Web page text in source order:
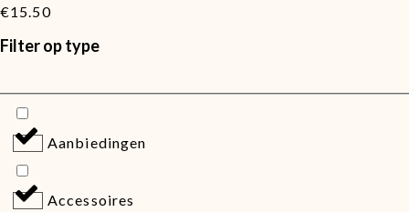
€15.50
Filter op type
Aanbiedingen
Accessoires